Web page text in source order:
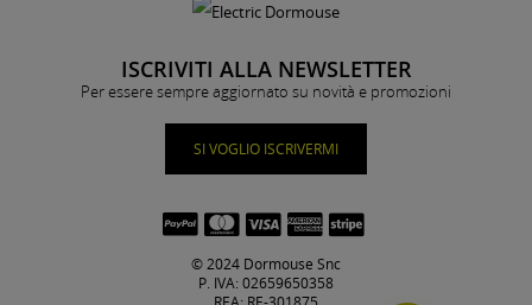
ISCRIVITI ALLA NEWSLETTER
Per essere sempre aggiornato su novità e promozioni
SI VOGLIO ISCRIVERMI
© 2024 Dormouse Snc
P. IVA: 02659650358